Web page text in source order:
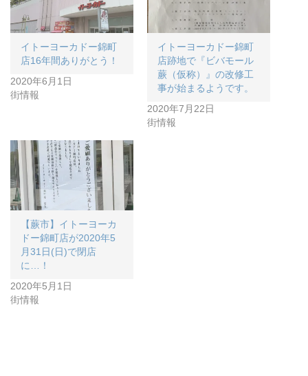
イトーヨーカドー錦町
店16年間ありがとう！
2020年6月1日
街情報
イトーヨーカドー錦町
店跡地で『ビバモール
蕨（仮称）』の改修工
事が始まるようです。
2020年7月22日
街情報
【蕨市】イトーヨーカ
ドー錦町店が2020年5
月31日(日)で閉店
に…！
2020年5月1日
街情報